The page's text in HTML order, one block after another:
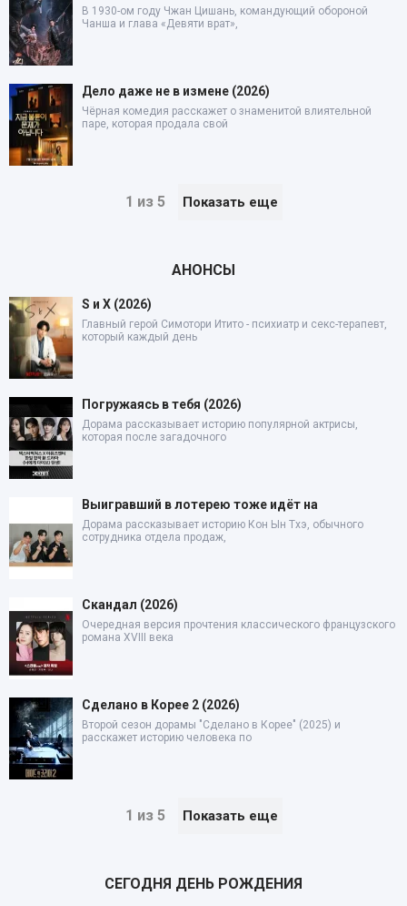
В 1930-ом году Чжан Цишань, командующий обороной
Чанша и глава «Девяти врат»,
Дело даже не в измене (2026)
Чёрная комедия расскажет о знаменитой влиятельной
паре, которая продала свой
1 из 5 Показать еще
АНОНСЫ
S и X (2026)
Главный герой Симотори Итито - психиатр и секс-терапевт,
который каждый день
Погружаясь в тебя (2026)
Дорама рассказывает историю популярной актрисы,
которая после загадочного
Выигравший в лотерею тоже идёт на
Дорама рассказывает историю Кон Ын Тхэ, обычного
сотрудника отдела продаж,
Скандал (2026)
Очередная версия прочтения классического французского
романа XVIII века
Сделано в Корее 2 (2026)
Второй сезон дорамы "Сделано в Корее" (2025) и
расскажет историю человека по
1 из 5 Показать еще
СЕГОДНЯ ДЕНЬ РОЖДЕНИЯ